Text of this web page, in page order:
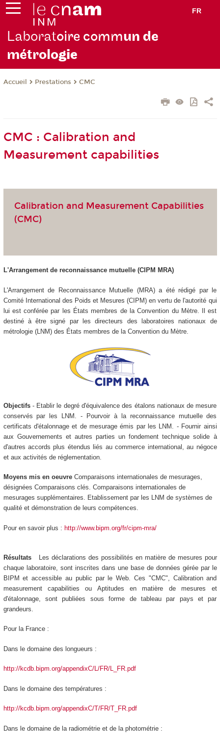
FR
Laboratoire commun de
métrologie
Accueil Prestations CMC
CMC : Calibration and
Measurement capabilities
Calibration and Measurement Capabilities
(CMC)
L'Arrangement de reconnaissance mutuelle (CIPM MRA)
L'Arrangement de Reconnaissance Mutuelle (MRA) a été rédigé par le
Comité International des Poids et Mesures (CIPM) en vertu de l'autorité qui
lui est conférée par les États membres de la Convention du Mètre. Il est
destiné à être signé par les directeurs des laboratoires nationaux de
métrologie (LNM) des États membres de la Convention du Mètre.
Objectifs- Etablir le degré d'équivalence des étalons nationaux de mesure
conservés par les LNM. - Pourvoir à la reconnaissance mutuelle des
certificats d'étalonnage et de mesurage émis par les LNM. - Fournir ainsi
aux Gouvernements et autres parties un fondement technique solide à
d'autres accords plus étendus liés au commerce international, au négoce
et aux activités de réglementation.
Moyens mis en oeuvre Comparaisons internationales de mesurages,
désignées Comparaisons clés. Comparaisons internationales de
mesurages supplémentaires. Etablissement par les LNM de systèmes de
qualité et démonstration de leurs compétences.
Pour en savoir plus : http://www.bipm.org/fr/cipm-mra/
Résultats Les déclarations des possibilités en matière de mesures pour
chaque laboratoire, sont inscrites dans une base de données gérée par le
BIPM et accessible au public par le Web. Ces "CMC", Calibration and
measurement capabilities ou Aptitudes en matière de mesures et
d'étalonnage, sont publiées sous forme de tableau par pays et par
grandeurs.
Pour la France :
Dans le domaine des longueurs :
http://kcdb.bipm.org/appendixC/L/FR/L_FR.pdf
Dans le domaine des températures :
http://kcdb.bipm.org/appendixC/T/FR/T_FR.pdf
Dans le domaine de la radiométrie et de la photométrie :